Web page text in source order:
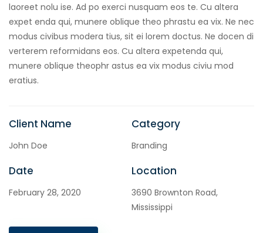
laoreet nolu ise. Ad po exerci nusquam eos te. Cu altera
expet enda qui, munere oblique theo phrastu ea vix. Ne nec
modus civibus modera tius, sit ei lorem doctus. Ne docen di
verterem reformidans eos. Cu altera expetenda qui,
munere oblique theophr astus ea vix modus civiu mod
eratius.
Client Name
John Doe
Category
Branding
Date
February 28, 2020
Location
3690 Brownton Road,
Mississippi